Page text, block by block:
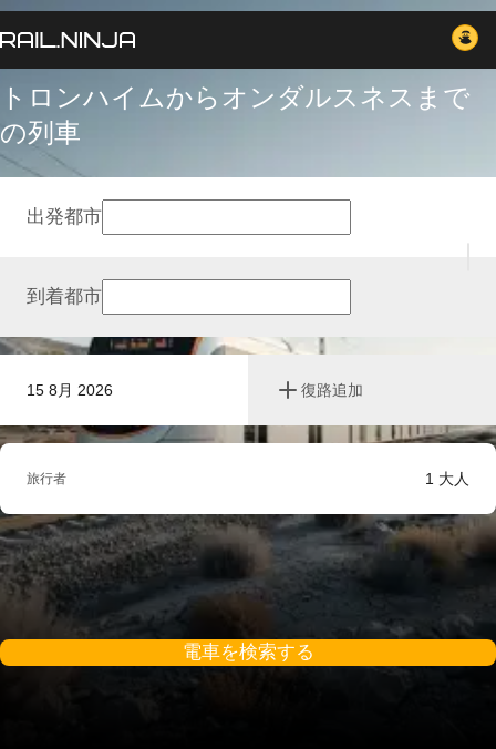
トロンハイムからオンダルスネスまで
の列車
15 8月 2026 復路追加
出発都市
到着都市
旅行者 1 大人
電車を検索する